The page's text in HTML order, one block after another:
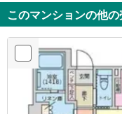
このマンションの他